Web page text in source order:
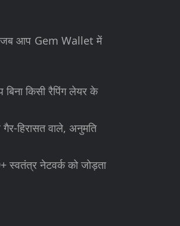
जब आप Gem Wallet में
किसी रैपिंग लेयर के
हिरासत वाले, अनुमति
नेटवर्क को जोड़ता